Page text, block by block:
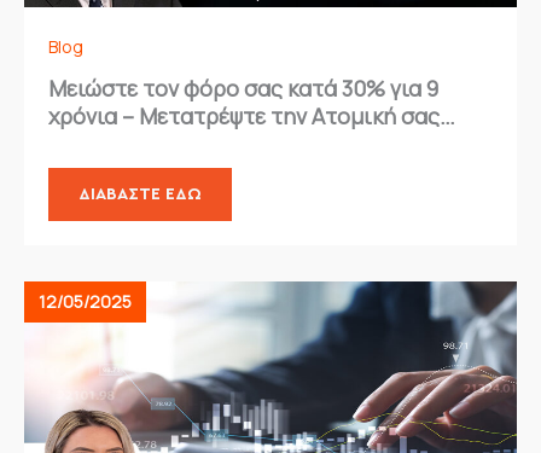
Blog
Μειώστε τον φόρο σας κατά 30% για 9
χρόνια – Μετατρέψτε την Ατομική σας
ΔΙΑΒΆΣΤΕ ΕΔΏ
12/05/2025